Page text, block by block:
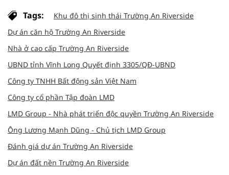
Tags:
Khu đô thị sinh thái Trường An Riverside
Dự án căn hộ Trường An Riverside
Nhà ở cao cấp Trường An Riverside
UBND tỉnh Vĩnh Long Quyết định 3305/QĐ-UBND
Công ty TNHH Bất động sản Việt Nam
Công ty cổ phần Tập đoàn LMD
LMD Group - Nhà phát triển độc quyền Trường An Riverside
Ông Lương Mạnh Dũng - Chủ tịch LMD Group
Đánh giá dự án Trường An Riverside
Dự án đất nền Trường An Riverside